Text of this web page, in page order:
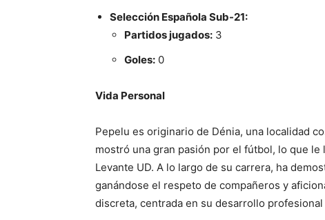
Selección Española Sub-21:
Partidos jugados: 3
Goles: 0
Vida Personal
Pepelu es originario de Dénia, una localidad
mostró una gran pasión por el fútbol, lo que
Levante UD. A lo largo de su carrera, ha
ganándose el respeto de compañeros y
discreta, centrada en su desarrollo